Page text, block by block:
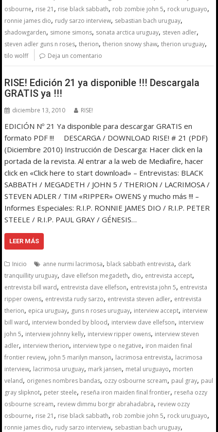
osbourne, rise 21 , rise black sabbath, rob zombie john 5, rock uruguayo,
ronnie james dio, rudy sarzo interview, sebastian bach uruguay,
shadowgarden, simone simons, sonata arctica uruguay, steven adler,
steven adler guns n roses,therion,therion snowy shaw,therion uruguay,
tilo wolff Deja un comentario
RISE! Edición 21 ya disponible !!! Descargala
GRATIS ya !!!
diciembre 13, 2010 RISE!
EDICIÓN Nº 21 Ya disponible para descargar GRATIS en
formato PDF !!! DESCARGA / DOWNLOAD RISE! # 21 (PDF)
(Diciembre 2010) Instrucción de Descarga: Hacer click en la
portada de la revista. Al entrar a la web de Mediafire, hacer
click en «Click here to start download» – Entrevistas: BLACK
SABBATH / MEGADETH / JOHN 5 / THERION / LACRIMOSA /
STEVEN ADLER / TIM «RIPPER» OWENS y mucho más !!! –
Informes Especiales: R.I.P. RONNIE JAMES DIO / R.I.P. PETER
STEELE / R.I.P. PAUL GRAY / GÉNESIS…
LEER MÁS
Inicio anne nurmi lacrimosa, black sabbath entrevista, dark
tranquillity uruguay, dave ellefson megadeth, dio, entrevista accept,
entrevista bill ward, entrevista dave ellefson, entrevista john 5, entrevista
ripper owens, entrevista rudy sarzo, entrevista steven adler, entrevista
therion, epica uruguay, guns n roses uruguay, interview accept, interview
bill ward, interview bonded by blood, interview dave ellefson, interview
john 5, interview johnny kelly, interview ripper owens, interview steven
adler, interview therion, interview type o negative, iron maiden final
frontier review, john 5 marilyn manson, lacrimosa entrevista, lacrimosa
interview, lacrimosa uruguay, mark jansen, metal uruguayo, morten
veland, origenes nombres bandas, ozzy osbourne scream, paul gray, paul
gray slipknot, peter steele, reseña iron maiden final frontier, reseña ozzy
osbourne scream, review dimmu borgir abrahadabra, review ozzy
osbourne, rise 21 , rise black sabbath, rob zombie john 5, rock uruguayo,
ronnie james dio, rudy sarzo interview, sebastian bach uruguay,